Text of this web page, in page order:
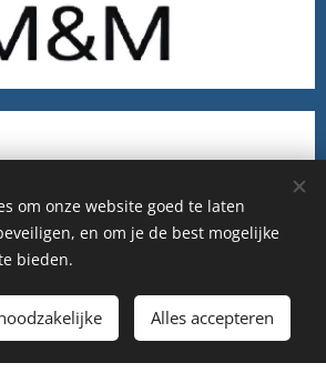
om onze website goed te laten
en om je de best mogelijke
bieden.
Alles accepteren